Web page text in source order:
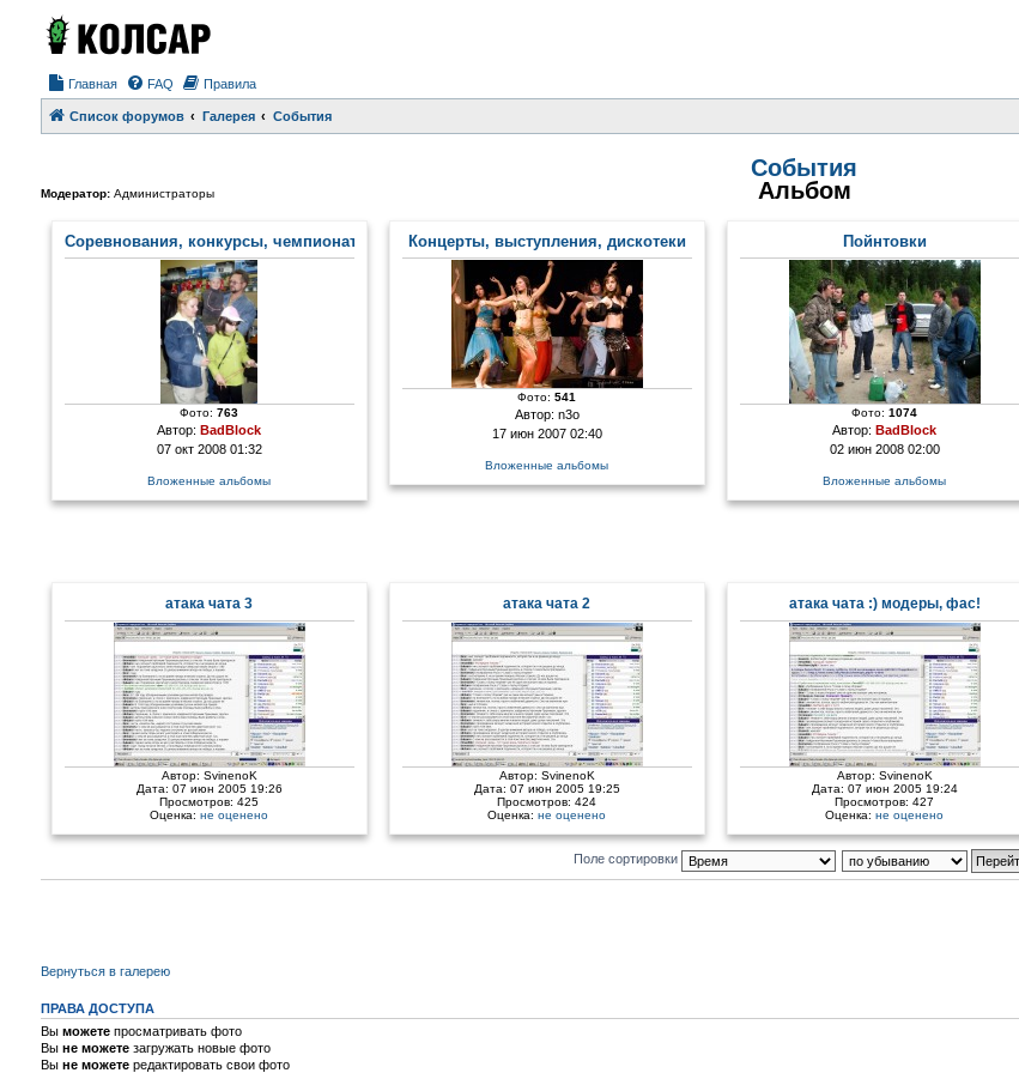
Главная FAQ Правила
Список форумов Галерея События
События
Модератор: Администраторы Альбом
Соревнования, конкурсы, чемпионаты
Фото:763
Автор:BadBlock
07 окт 2008 01:32
Вложенные альбомы
Концерты, выступления, дискотеки
Фото:541
Автор: n3o
17 июн 2007 02:40
Вложенные альбомы
Пойнтовки
Фото:1074
Автор:BadBlock
02 июн 2008 02:00
Вложенные альбомы
атака чата 3
Автор: SvinenoK
Дата: 07 июн 2005 19:26
Просмотров: 425
Оценка:не оценено
атака чата 2
Автор: SvinenoK
Дата: 07 июн 2005 19:25
Просмотров: 424
Оценка:не оценено
атака чата :) модеры, фас!
Автор: SvinenoK
Дата: 07 июн 2005 19:24
Просмотров: 427
Оценка:не оценено
Поле сортировки
Вернуться в галерею
ПРАВА ДОСТУПА
Вы можетепросматривать фото
Вы не можетезагружать новые фото
Вы не можетередактировать свои фото